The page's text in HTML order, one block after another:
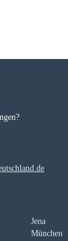
Jena
München